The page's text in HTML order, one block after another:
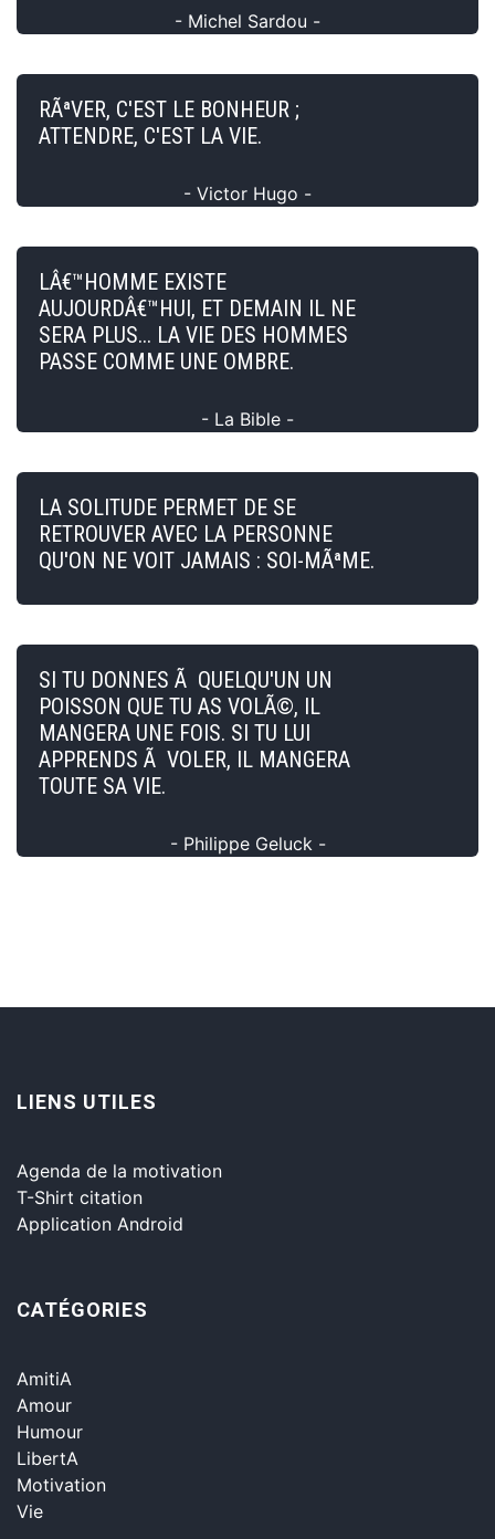
- Michel Sardou -
RÃªVER, C'EST LE BONHEUR ;
ATTENDRE, C'EST LA VIE.
- Victor Hugo -
LÂ€™HOMME EXISTE
AUJOURDÂ€™HUI, ET DEMAIN IL NE
SERA PLUS... LA VIE DES HOMMES
PASSE COMME UNE OMBRE.
- La Bible -
LA SOLITUDE PERMET DE SE
RETROUVER AVEC LA PERSONNE
QU'ON NE VOIT JAMAIS : SOI-MÃªME.
SI TU DONNES Ã QUELQU'UN UN
POISSON QUE TU AS VOLÃ©, IL
MANGERA UNE FOIS. SI TU LUI
APPRENDS Ã VOLER, IL MANGERA
TOUTE SA VIE.
- Philippe Geluck -
LIENS UTILES
Agenda de la motivation
T-Shirt citation
Application Android
CATÉGORIES
AmitiA
Amour
Humour
LibertA
Motivation
Vie